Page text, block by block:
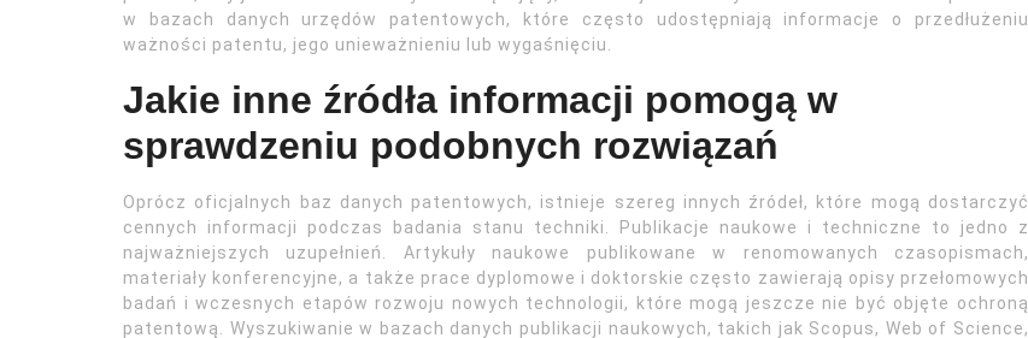
w bazach danych urzędów patentowych, które często udostępniają informacje o przedłużeniu
ważności patentu, jego unieważnieniu lub wygaśnięciu.
Jakie inne źródła informacji pomogą w
sprawdzeniu podobnych rozwiązań
Oprócz oficjalnych baz danych patentowych, istnieje szereg innych źródeł, które mogą dostarczyć
cennych informacji podczas badania stanu techniki. Publikacje naukowe i techniczne to jedno z
najważniejszych uzupełnień. Artykuły naukowe publikowane w renomowanych czasopismach,
materiały konferencyjne, a także prace dyplomowe i doktorskie często zawierają opisy przełomowych
badań i wczesnych etapów rozwoju nowych technologii, które mogą jeszcze nie być objęte ochroną
patentową. Wyszukiwanie w bazach danych publikacji naukowych, takich jak Scopus, Web of Science,